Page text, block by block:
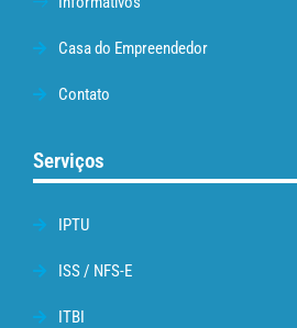
Casa do Empreendedor
Contato
Serviços
IPTU
ISS / NFS-E
ITBI